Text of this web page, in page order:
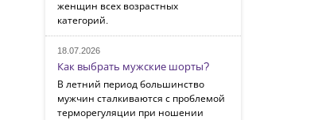
женщин всех возрастных
категорий.
18.07.2026
Как выбрать мужские шорты?
В летний период большинство
мужчин сталкиваются с проблемой
терморегуляции при ношении